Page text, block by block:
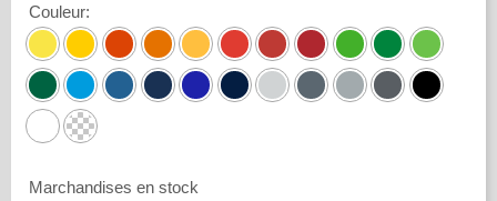
Couleur:
Marchandises en stock